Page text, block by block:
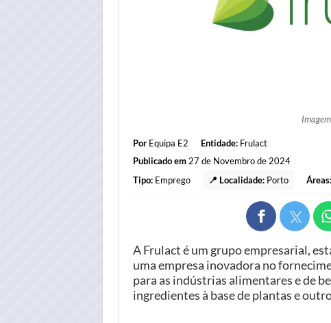
Por Equipa E2 Entidade: Frulact
Publicado em27 de Novembro de 2024
Tipo: Emprego 📍 Localidade: Porto Áreas:
A Frulact é um grupo empresarial,
uma empresa inovadora no
para as indústrias alimentares e de
ingredientes à base de plantas e